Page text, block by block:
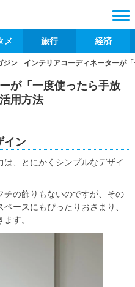
メ 旅行 経済
ジン インテリアコーディネーターが
が「一度使ったら手放
用方法
イン
、とにかくシンプルなデザイ
の飾りもないのですが、その
ースにもぴったりおさまり、
す。